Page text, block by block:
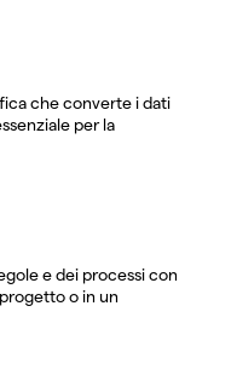
che converte i dati
per la
e dei processi con
o in un